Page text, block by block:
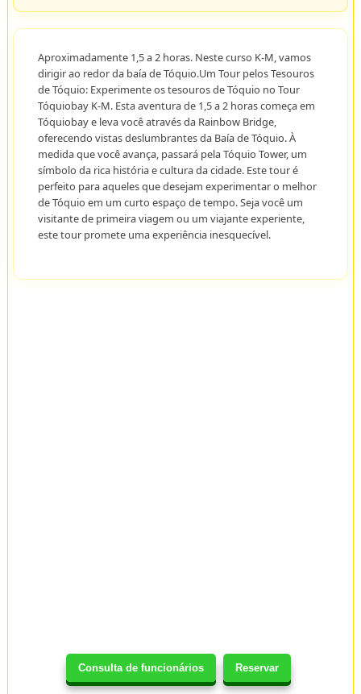
Consulta de funcionários Reservar
Aproximadamente 1,5 a 2 horas. Neste curso K-M, vamos
dirigir ao redor da baía de Tóquio.Um Tour pelos Tesouros
de Tóquio: Experimente os tesouros de Tóquio no Tour
Tóquiobay K-M. Esta aventura de 1,5 a 2 horas começa em
Tóquiobay e leva você através da Rainbow Bridge,
oferecendo vistas deslumbrantes da Baía de Tóquio. À
medida que você avança, passará pela Tóquio Tower, um
símbolo da rica história e cultura da cidade. Este tour é
perfeito para aqueles que desejam experimentar o melhor
de Tóquio em um curto espaço de tempo. Seja você um
visitante de primeira viagem ou um viajante experiente,
este tour promete uma experiência inesquecível.